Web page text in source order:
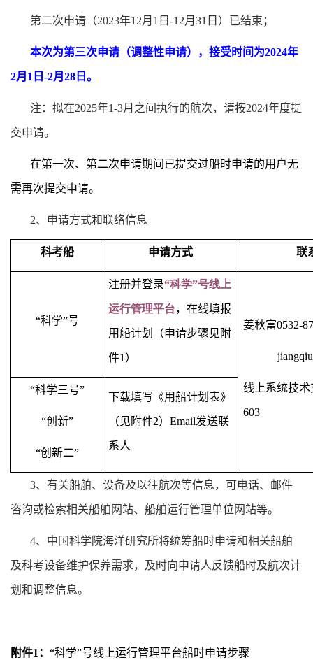
第二次申请（2023年12月 1 日 -12月 31 日）已结束；
本次为第三次申请（调整性申请），接受时间为2024年
2月 1 日 -2月 28 日。
注：拟在2025年1-3月之间执行的航次，请按2024年度提
交申请。
在第一次、第二次申请期间已提交过船时申请的用户无
需再次提交申请。
2、申请方式和联络信息
科考船 申请方式 联
“科学”号
注册并登录“科学”号线上
运行管理平台，在线填报
用船计划（申请步骤见附
件1 ）
姜秋富
线上系统技术
603
“科学三号”
“创新”
“创新二”
下载填写《用船计划表》
（见附件2）Email发送联
系人
3、有关船舶、设备及以往航次等信息，可电话、邮件
咨询或检索相关船舶网站、船舶运行管理单位网站等。
4、 中国科学院海洋研究所将统筹船时申请和相关船舶
及科考设备维护保养需求，及时向申请人反馈船时及航次计
划和调整信息。
附件1 ： “科学”号线上运行管理平台船时申请步骤